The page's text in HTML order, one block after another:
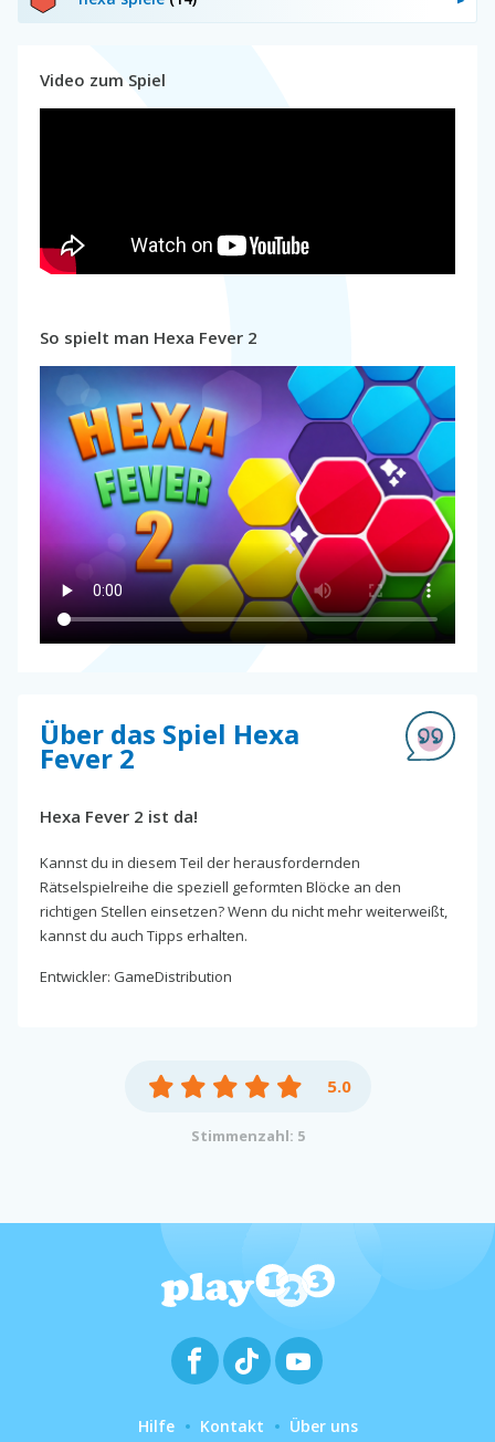
Video zum Spiel
So spielt man Hexa Fever 2
Über das Spiel Hexa
Fever 2
Hexa Fever 2 ist da!
Kannst du in diesem Teil der herausfordernden
Rätselspielreihe die speziell geformten Blöcke an den
richtigen Stellen einsetzen? Wenn du nicht mehr weiterweißt,
kannst du auch Tipps erhalten.
Entwickler: GameDistribution
5.0
Stimmenzahl: 5
Hilfe Kontakt Über uns